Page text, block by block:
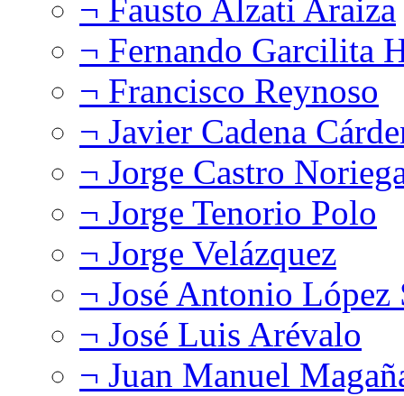
¬ Fausto Alzati Araiza
¬ Fernando Garcilita
¬ Francisco Reynoso
¬ Javier Cadena
¬ Jorge Castro
¬ Jorge Tenorio Polo
¬ Jorge Velázquez
¬ José Antonio López
¬ José Luis Arévalo
¬ Juan Manuel